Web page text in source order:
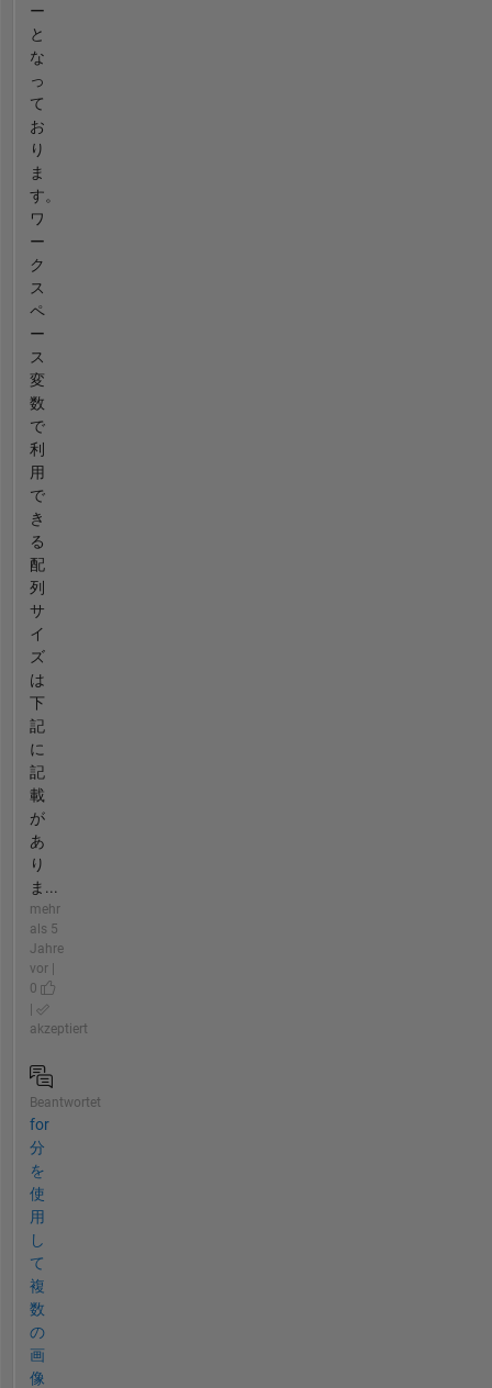
ー
と
な
っ
て
お
り
ま
す。
ワ
ー
ク
ス
ペ
ー
ス
変
数
で
利
用
で
き
る
配
列
サ
イ
ズ
は
下
記
に
記
載
が
あ
り
ま...
mehr
als 5
Jahre
vor |
0
|
akzeptiert
Beantwortet
for
分
を
使
用
し
て
複
数
の
画
像